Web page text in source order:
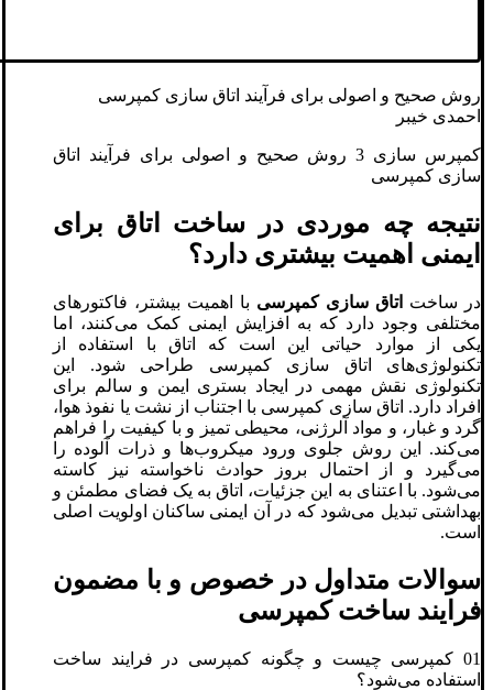
روش صحیح و اصولی برای فرآیند اتاق سازی کمپرسی
احمدی خیبر
کمپرس سازی 3 روش صحیح و اصولی برای فرآیند اتاق
سازی کمپرسی
نتیجه چه موردی در ساخت اتاق برای
ایمنی اهمیت بیشتری دارد؟
در ساخت اتاق سازی کمپرسی با اهمیت بیشتر، فاکتورهای
مختلفی وجود دارد که به افزایش ایمنی کمک می‌کنند، اما
یکی از موارد حیاتی این است که اتاق با استفاده از
تکنولوژی‌های اتاق سازی کمپرسی طراحی شود. این
تکنولوژی نقش مهمی در ایجاد بستری ایمن و سالم برای
افراد دارد. اتاق سازی کمپرسی با اجتناب از نشت یا نفوذ هوا،
گرد و غبار، و مواد آلرژنی، محیطی تمیز و با کیفیت را فراهم
می‌کند. این روش جلوی ورود میکروب‌ها و ذرات آلوده را
می‌گیرد و از احتمال بروز حوادث ناخواسته نیز کاسته
می‌شود. با اعتنای به این جزئیات، اتاق به یک فضای مطمئن و
بهداشتی تبدیل می‌شود که در آن ایمنی ساکنان اولویت اصلی
است.
سوالات متداول در خصوص و با مضمون
فرایند ساخت کمپرسی
01 کمپرسی چیست و چگونه کمپرسی در فرایند ساخت
استفاده می‌شود؟